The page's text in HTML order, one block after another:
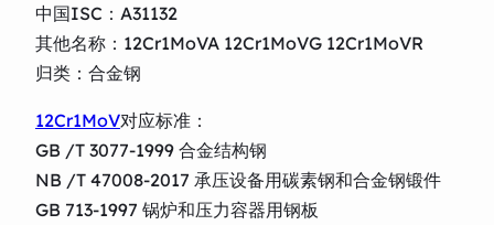
中国ISC：A31132
其他名称：12Cr1MoVA 12Cr1MoVG 12Cr1MoVR
归类：合金钢
12Cr1MoV对应标准：
GB /T 3077-1999 合金结构钢
NB /T 47008-2017 承压设备用碳素钢和合金钢锻件
GB 713-1997 锅炉和压力容器用钢板